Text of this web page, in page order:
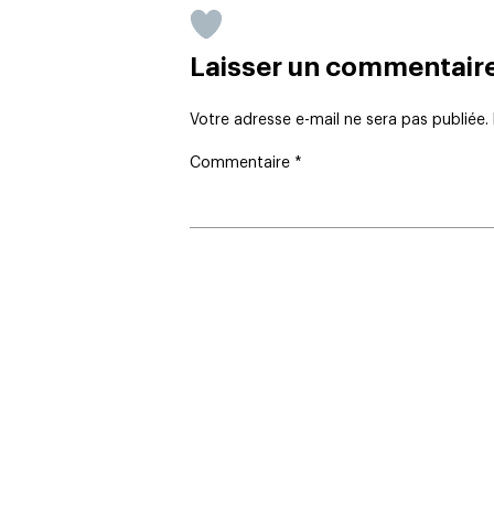
Laisser un
Votre adresse e-mail ne sera pas publiée.
Commentaire *